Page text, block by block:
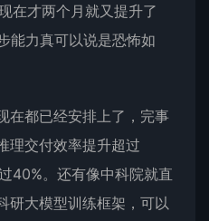
在才两个月就又提升了
能力真可以说是恐怖如
在都已经安排上了，完事
理交付效率提升超过
40%。还有像中科院就直
研大模型训练框架，可以